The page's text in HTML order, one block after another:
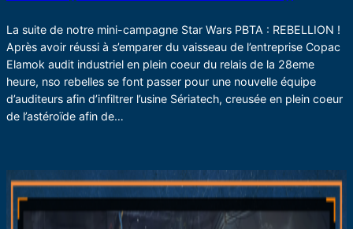
La suite de notre mini-campagne Star Wars PBTA : REBELLION !
Après avoir réussi à s’emparer du vaisseau de l’entreprise Copac
Elamok audit industriel en plein coeur du relais de la 28eme
heure, nso rebelles se font passer pour une nouvelle équipe
d’auditeurs afin d’infiltrer l’usine Sériatech, creusée en plein coeur
de l’astéroïde afin de…